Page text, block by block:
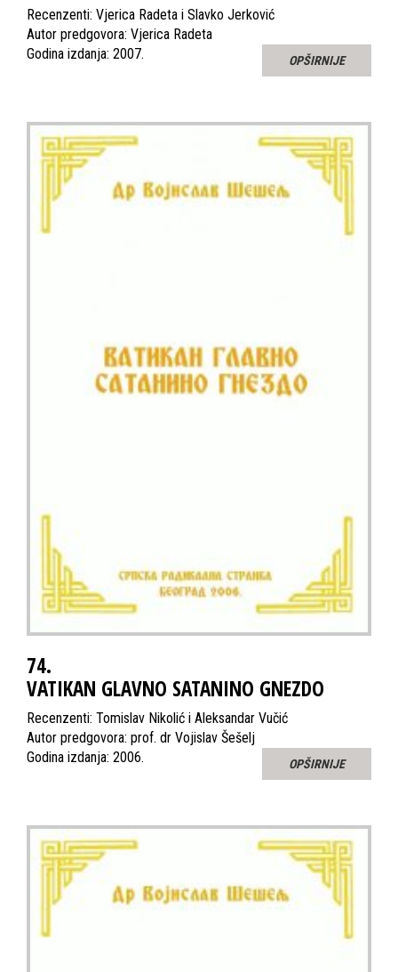
Recenzenti: Vjerica Radeta i Slavko Jerković
Autor predgovora: Vjerica Radeta
Godina izdanja: 2007.
OPŠIRNIJE
74.
VATIKAN GLAVNO SATANINO GNEZDO
Recenzenti: Tomislav Nikolić i Aleksandar Vučić
Autor predgovora: prof. dr Vojislav Šešelj
Godina izdanja: 2006.
OPŠIRNIJE